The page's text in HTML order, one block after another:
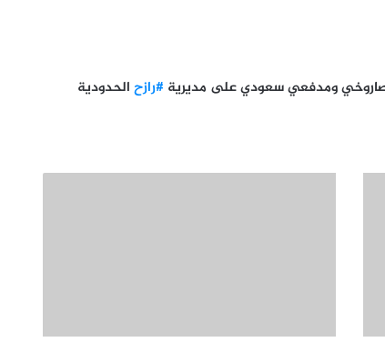
ومدفعي سعودي على مديرية #رازح الحدودية